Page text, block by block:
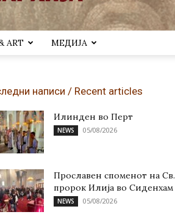
ART МЕДИЈА
написи / Recent articles
Илинден во Перт
NEWS 05/08/2026
Прославен споменот на Св.
пророк Илија во Сиденхам
NEWS 05/08/2026